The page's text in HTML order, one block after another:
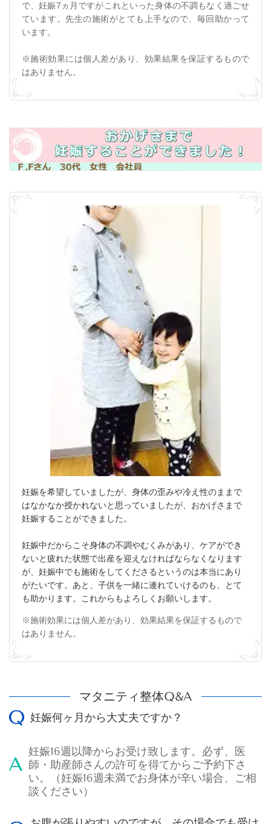
で、妊娠7ヵ月ですがこれといった身体の不調もなく過ごせ
ています。先生の施術がとても上手なので、毎回助かって
います。
※施術効果には個人差があり、効果結果を保証するもので
はありません。
妊娠を希望していましたが、身体の歪みや冷え性のままで
はなかなか授かれないと思っていましたが、おかげさまで
妊娠することができました。
妊娠中だからこそ身体の不調やむくみがあり、ケアができ
ないと疲れた状態で出産を迎えなければならなくなります
が、妊娠中でも施術をしてくださるというのは本当にあり
がたいです。あと、子供を一緒に連れていけるのも、とて
も助かります。これからもよろしくお願いします。
※施術効果には個人差があり、効果結果を保証するもので
はありません。
マタニティ整体Q&A
妊娠何ヶ月から大丈夫ですか？
妊娠16週以降からお受け致します。必ず、医
師・助産師さんの許可を得てからご予約下さ
い。（妊娠16週未満でお身体が辛い場合、ご相
談ください）